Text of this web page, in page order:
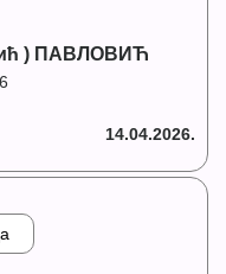
) ПАВЛОВИЋ
14.04.2026.